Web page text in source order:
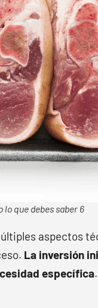
que debes saber 6
aspectos
La inversión
específica.